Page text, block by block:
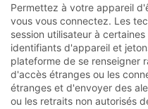
Permettez à votre appareil
vous vous connectez. Les
session utilisateur à
identifiants d'appareil et
plateforme de se renseigner
d'accès étranges ou les
étranges et d'envoyer des
ou les retraits non autorisés